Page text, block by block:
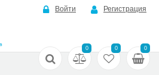
Войти Регистрация
0 0 0